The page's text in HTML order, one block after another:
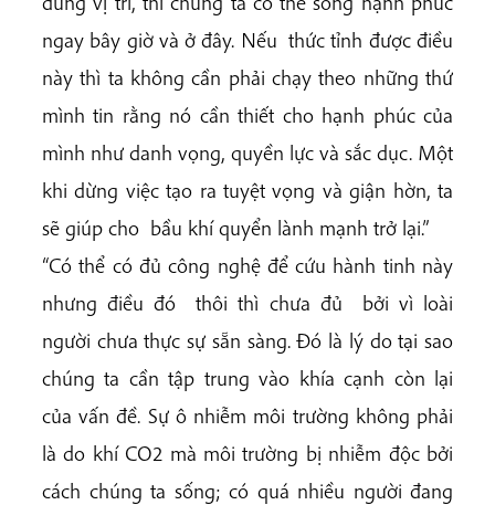
ngay bây giờ và ở đây. Nếu thức tỉnh được điều
này thì ta không cần phải chạy theo những thứ
mình tin rằng nó cần thiết cho hạnh phúc của
mình như danh vọng, quyền lực và sắc dục. Một
khi dừng việc tạo ra tuyệt vọng và giận hờn, ta
sẽ giúp cho bầu khí quyển lành mạnh trở lại.”
“Có thể có đủ công nghệ để cứu hành tinh này
nhưng điều đó thôi thì chưa đủ bởi vì loài
người chưa thực sự sẵn sàng. Đó là lý do tại sao
chúng ta cần tập trung vào khía cạnh còn lại
của vấn đề. Sự ô nhiễm môi trường không phải
là do khí CO2 mà môi trường bị nhiễm độc bởi
cách chúng ta sống; có quá nhiều người đang